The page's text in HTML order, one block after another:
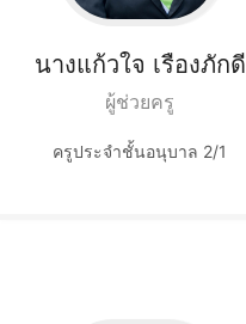
นางแก้วใจ เรืองภักดี
ผู้ช่วยครู
ครูประจำชั้นอนุบาล 2/1